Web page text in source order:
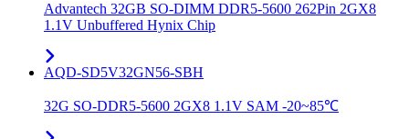
Advantech 32GB SO-DIMM DDR5-5600 262Pin 2GX8
1.1V Unbuffered Hynix Chip
AQD-SD5V32GN56-SBH
32G SO-DDR5-5600 2GX8 1.1V SAM -20~85℃